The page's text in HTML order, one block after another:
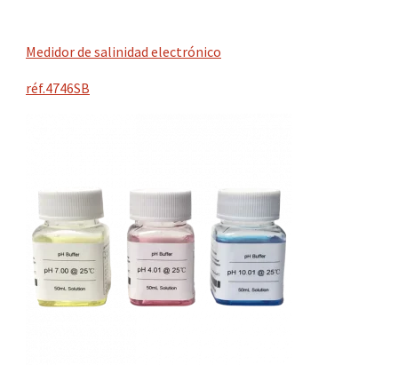
Medidor de salinidad electrónico
réf.4746SB